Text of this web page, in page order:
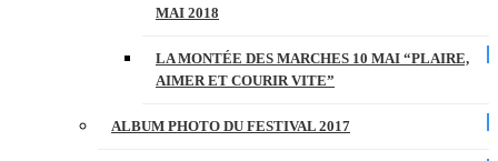
MAI 2018
LA MONTÉE DES MARCHES 10 MAI “PLAIRE,
AIMER ET COURIR VITE”
ALBUM PHOTO DU FESTIVAL 2017